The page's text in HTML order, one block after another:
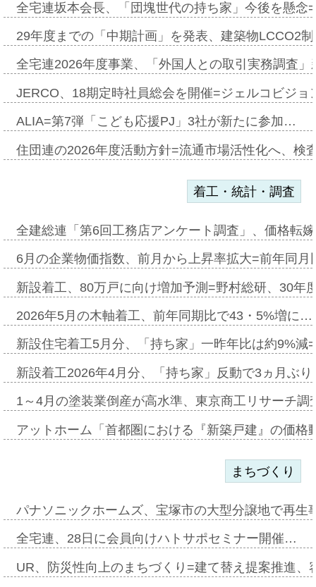
全宅連坂本会長、「団塊世代の持ち家」今後を懸
29年度までの「中期計画」を発表、建築物LCCO2
全宅連2026年度事業、「外国人との取引実務調査
JERCO、18期定時社員総会を開催=ジェルコビジ
ALIA=第7弾「こども応援PJ」3社が新たに参加…
住団連の2026年度活動方針=流通市場活性化へ、検
着工・統計・調査
全建総連「第6回工務店アンケート調査」、価格転
6月の企業物価指数、前月から上昇率拡大=前年同
新設着工、80万戸に向け増加予測=野村総研、30年
2026年5月の木軸着工、前年同期比で43・5%増に…
新設住宅着工5月分、「持ち家」一昨年比は約9%
新設着工2026年4月分、「持ち家」反動で3ヵ月ぶ
1～4月の塗装業倒産が高水準、東京商工リサーチ
アットホーム「首都圏における『新築戸建』の価
まちづくり
パナソニックホームズ、宝塚市の大型分譲地で再
全宅連、28日に会員向けハトサポセミナー開催…
UR、防災性向上のまちづくり=建て替え提案推進